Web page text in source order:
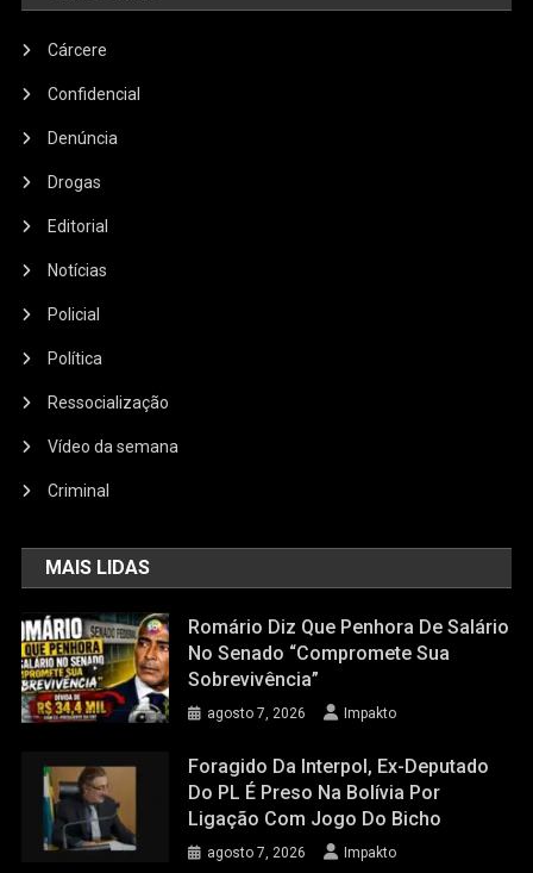
Cárcere
Confidencial
Denúncia
Drogas
Editorial
Notícias
Policial
Política
Ressocialização
Vídeo da semana
Criminal
MAIS LIDAS
Romário Diz Que Penhora De Salário
No Senado “compromete Sua
Sobrevivência”
agosto 7, 2026 Impakto
Foragido Da Interpol, Ex-Deputado
Do PL É Preso Na Bolívia Por
Ligação Com Jogo Do Bicho
agosto 7, 2026 Impakto